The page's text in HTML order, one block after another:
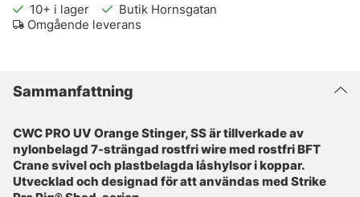
10+ i lager
Butik Hornsgatan
Omgående leverans
Sammanfattning
CWC PRO UV Orange Stinger, SS är tillverkade av
nylonbelagd 7-strängad rostfri wire med rostfri BFT
Crane svivel och plastbelagda låshylsor i koppar.
Utvecklad och designad för att användas med Strike